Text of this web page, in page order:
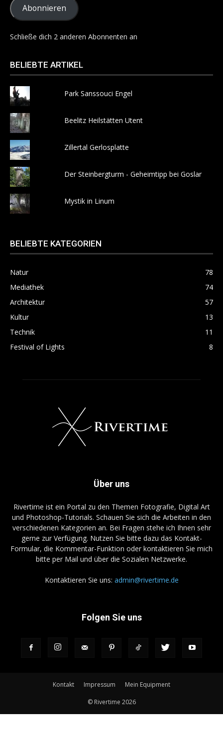
Abonnieren
Schließe dich 2 anderen Abonnenten an
BELIEBTE ARTIKEL
Park Sanssouci Engel
Beelitz Heilstätten Utent
Zillertal Gerlosplatte
Der Steinbergturm - Geheimtipp bei Goslar
Mystik in Linum
BELIEBTE KATEGORIEN
Natur
78
Mediathek
74
Architektur
57
Kultur
13
Technik
11
Festival of Lights
8
Über uns
Rivertime ist ein Portal zu den Themen Fotografie, Digital Art
und Photoshop-Tutorials. Schauen Sie sich die Arbeiten in den
verschiedenen Kategorien an. Bei Fragen stehe ich Ihnen sehr
gerne zur Verfügung. Nutzen Sie bitte dazu das Kontakt-
Formular, die Kommentar-Funktion oder kontaktieren Sie mich
bitte per Mail und über die Sozialen Netzwerke.
Kontaktieren Sie uns: admin@rivertime.de
Folgen Sie uns
Kontakt Impressum Mein Equipment
© Rivertime 2026